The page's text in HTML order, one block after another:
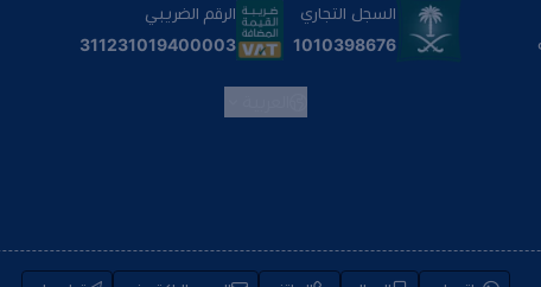
السجل التجاري
1010398676
الرقم الضريبي
311231019400003